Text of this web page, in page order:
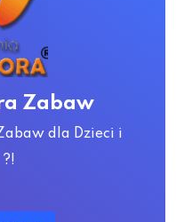
Zabaw
dla Dzieci i